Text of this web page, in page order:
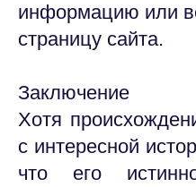
информацию или
страницу сайта.
Заключение
Хотя
с интересной
что его